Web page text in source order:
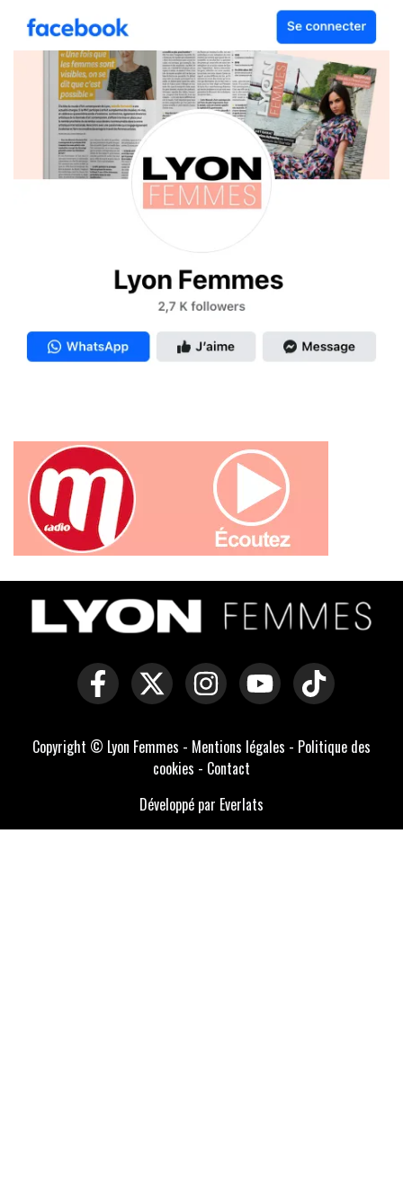
Copyright © Lyon Femmes - Mentions légales - Politique des
cookies - Contact
Développé par Everlats